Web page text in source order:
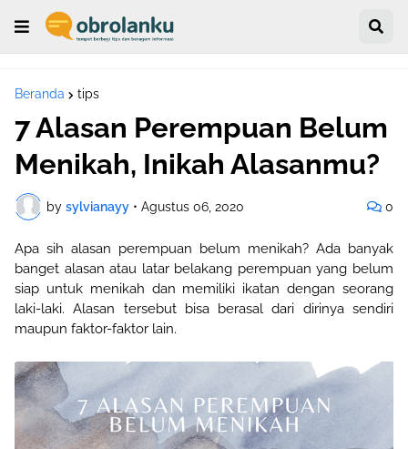
Beranda tips
7 Alasan Perempuan Belum
Menikah, Inikah Alasanmu?
by sylvianayy • Agustus 06, 2020 0
Apa sih alasan perempuan belum menikah? Ada banyak
banget alasan atau latar belakang perempuan yang belum
siap untuk menikah dan memiliki ikatan dengan seorang
laki-laki. Alasan tersebut bisa berasal dari dirinya sendiri
maupun faktor-faktor lain.